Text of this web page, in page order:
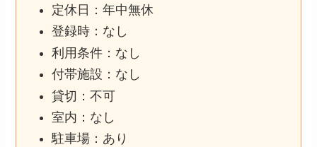
定休日：年中無休
登録時：なし
利用条件：なし
付帯施設：なし
貸切：不可
室内：なし
駐車場：あり